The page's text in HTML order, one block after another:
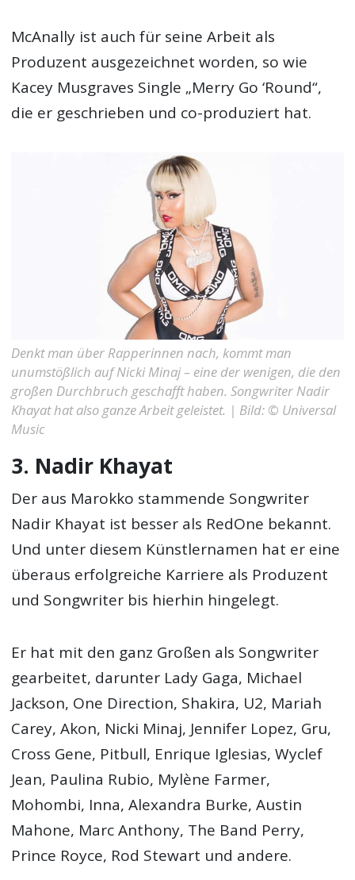
McAnally ist auch für seine Arbeit als
Produzent ausgezeichnet worden, so wie
Kacey Musgraves Single „Merry Go ‘Round“,
die er geschrieben und co-produziert hat.
Denkt man über Rapperinnen nach, kommt man
unumstößlich auf Nicki Minaj – eine der wenigen, die den
großen Durchbruch geschafft haben. Songwriter Nadir
Khayat hat also ganze Arbeit geleistet. | Bild: © Universal
Music
3. Nadir Khayat
Der aus Marokko stammende Songwriter
Nadir Khayat ist besser als RedOne bekannt.
Und unter diesem Künstlernamen hat er eine
überaus erfolgreiche Karriere als Produzent
und Songwriter bis hierhin hingelegt.
Er hat mit den ganz Großen als Songwriter
gearbeitet, darunter Lady Gaga, Michael
Jackson, One Direction, Shakira, U2, Mariah
Carey, Akon, Nicki Minaj, Jennifer Lopez, Gru,
Cross Gene, Pitbull, Enrique Iglesias, Wyclef
Jean, Paulina Rubio, Mylène Farmer,
Mohombi, Inna, Alexandra Burke, Austin
Mahone, Marc Anthony, The Band Perry,
Prince Royce, Rod Stewart und andere.